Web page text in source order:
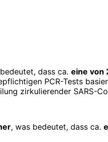
dass ca. eine von
PCR-Tests
zirkulierender SARS-
, was bedeutet, dass ca.